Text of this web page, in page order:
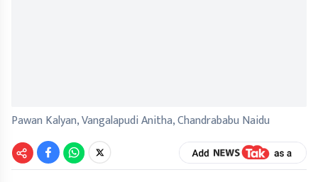
Pawan Kalyan, Vangalapudi Anitha, Chandrababu Naidu